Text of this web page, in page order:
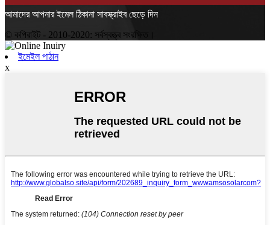
আমাদের আপনার ইমেল ঠিকানা সাবস্ক্রাইব ছেড়ে দিন
© কপিরাইট - 2010-2020: সর্বস্বত্ত্ব সংরক্ষিত।
ইমেইল পাঠান
x